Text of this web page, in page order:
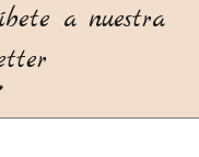
a nuestra